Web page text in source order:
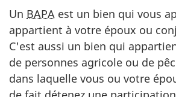
Un BAPA est un bien qui vous
appartient à votre époux ou
C'est aussi un bien qui
de personnes agricole ou de
dans laquelle vous ou votre